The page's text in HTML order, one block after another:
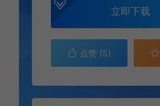
立即下载
点赞 (5)